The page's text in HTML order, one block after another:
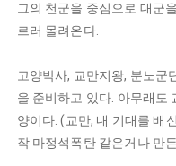
그의 천군을 중심으로 대군
르러 몰려온다.
고양박사, 교만지왕, 분노군
을 준비하고 있다. 아무래도
양이다. (교만, 내 기대를 배
작 마정석폭탄 같은거나 만